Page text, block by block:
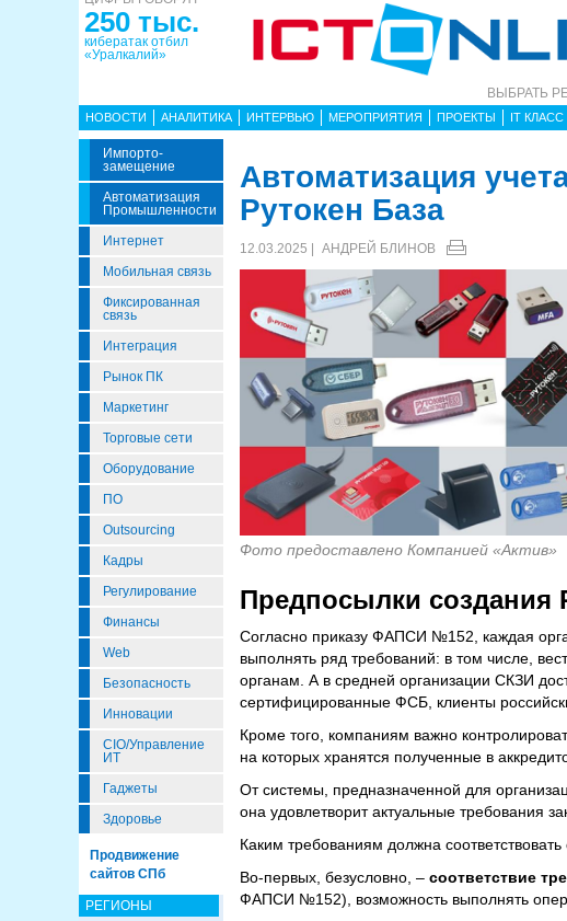
250 тыс.
кибератак отбил
«Уралкалий»
ВЫБРАТЬ
НОВОСТИ АНАЛИТИКА ИНТЕРВЬЮ МЕРОПРИЯТИЯ ПРОЕКТЫ IT КЛАСС
Импорто­
Замещение
Автоматизация
Промышленности
Интернет
Мобильная связь
Фиксированная
связь
Интеграция
Рынок ПК
Маркетинг
Торговые сети
Оборудование
ПО
Outsourcing
Кадры
Регулирование
Финансы
Web
Безопасность
Инновации
CIO/Управление
ИТ
Гаджеты
Здоровье
Продвижение
сайтов СПб
РЕГИОНЫ
Автоматизация
Рутокен База
12.03.2025 | АНДРЕЙ БЛИНОВ
Фото предоставлено Компанией «Актив»
Предпосылки
Согласно приказу ФАПСИ №152, каждая
выполнять ряд требований: в том числе,
органам. А в средней организации СКЗИ
сертифицированные ФСБ, клиенты
Кроме того, компаниям важно
на которых хранятся полученные в
От системы, предназначенной для
она удовлетворит актуальные требования
Каким требованиям должна
Во-первых, безусловно, – соответствие
ФАПСИ №152), возможность выполнять